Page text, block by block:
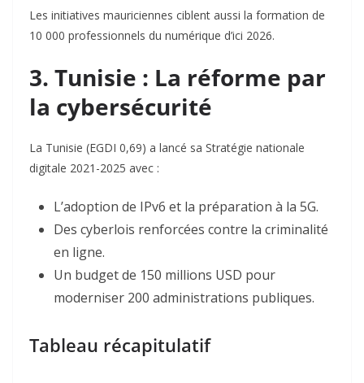
Les initiatives mauriciennes ciblent aussi la formation de
10 000 professionnels du numérique d’ici 2026.
3. Tunisie : La réforme par
la cybersécurité
La Tunisie (EGDI 0,69) a lancé sa Stratégie nationale
digitale 2021-2025 avec :
L’adoption de IPv6 et la préparation à la 5G.
Des cyberlois renforcées contre la criminalité
en ligne.
Un budget de 150 millions USD pour
moderniser 200 administrations publiques.
Tableau récapitulatif